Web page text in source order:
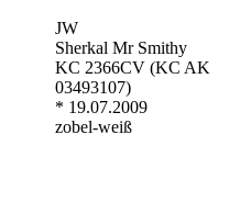
JW
Sherkal Mr Smithy
KC 2366CV (KC AK
03493107)
* 19.07.2009
zobel-weiß